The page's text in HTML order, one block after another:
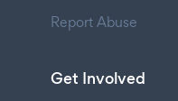
Report Abuse
Get Involved